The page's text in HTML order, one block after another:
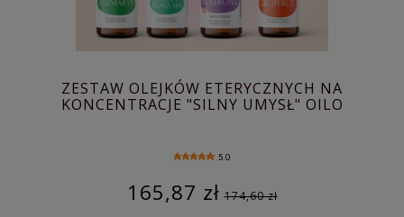
ZESTAW OLEJKÓW ETERYCZNYCH NA
KONCENTRACJE "SILNY UMYSŁ" OILO
5.0
165,87 zł 174,60 zł